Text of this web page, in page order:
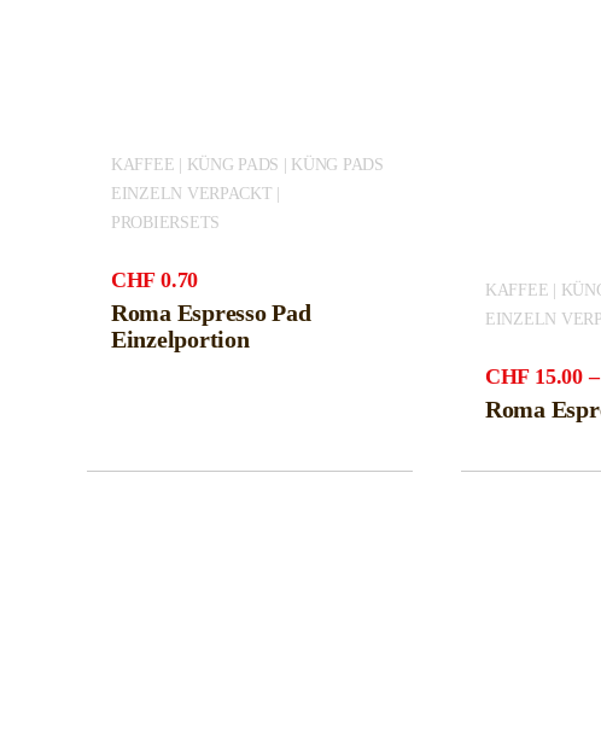
KAFFEE | KÜNG PADS | KÜNG PADS
EINZELN VERPACKT |
PROBIERSETS
CHF 0.70
Roma Espresso Pad
Einzelportion
KAFFEE |
EINZELN
CHF 15.00 –
Roma